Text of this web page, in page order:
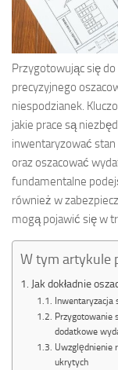
Przygotowując się
precyzyjnego
niespodzianek.
jakie prace są
inwentaryzować
oraz oszacować
fundamentalne
również w
mogą pojawić się w
W tym artykule
Jak dokładnie
Inwentaryzacja
Przygotowanie
dodatkowe
Uwzględnienie
ukrytych